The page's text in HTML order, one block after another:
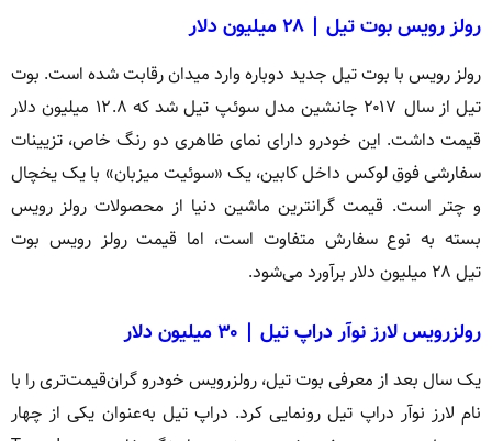
رولز رویس بوت تیل | ۲۸ میلیون دلار
رولز رویس با بوت تیل جدید دوباره وارد میدان رقابت شده است. بوت
تیل از سال ۲۰۱۷ جانشین مدل سوئپ تیل شد که ۱۲.۸ میلیون دلار
قیمت داشت. این خودرو دارای نمای ظاهری دو رنگ خاص، تزیینات
سفارشی فوق لوکس داخل کابین، یک «سوئیت میزبان» با یک یخچال
و چتر است. قیمت گرانترین ماشین دنیا از محصولات رولز رویس
بسته به نوع سفارش متفاوت است، اما قیمت رولز رویس بوت
تیل ۲۸ میلیون دلار برآورد می‌شود.
رولزرویس لارز نوآر دراپ تیل | ۳۰ میلیون دلار
یک سال بعد از معرفی بوت تیل، رولزرویس خودرو گران‌قیمت‌تری را با
نام لارز نوآر دراپ تیل رونمایی کرد. دراپ تیل به‌عنوان یکی از چهار